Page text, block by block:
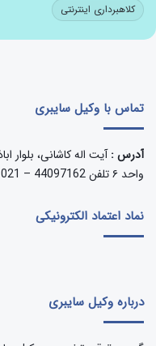
کلاهبرداری اینترنتی
تماس با وکیل سایبری
آدرس :
واحد ۶ تلفن 44097162 – 021
نماد اعتماد الکترونیکی
درباره وکیل سایبری